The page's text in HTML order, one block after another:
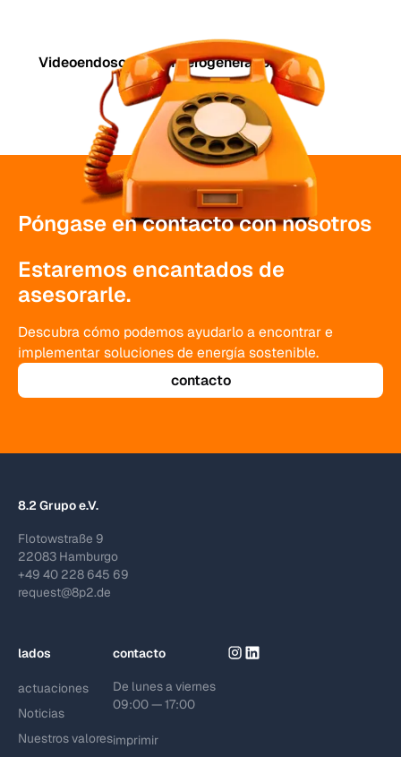
Videoendoscopia en aerogeneradores
Póngase en contacto con nosotros
Estaremos encantados de
asesorarle.
Descubra cómo podemos ayudarlo a encontrar e
implementar soluciones de energía sostenible.
contacto
8.2 Grupo e.V.
Flotowstraße 9
22083 Hamburgo
+49 40 228 645 69
request@8p2.de
lados
actuaciones
Noticias
Nuestros valores
contacto
De lunes a viernes
09:00 — 17:00
imprimir